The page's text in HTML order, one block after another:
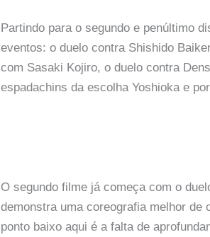
Partindo para o segundo e penúltimo
eventos: o duelo contra Shishido
com Sasaki Kojiro, o duelo contra
espadachins da escolha Yoshioka e
O segundo filme já começa com o
demonstra uma coreografia melhor de
ponto baixo aqui é a falta de